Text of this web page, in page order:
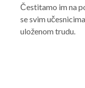
Čestitamo im na
se svim
uloženom trudu.